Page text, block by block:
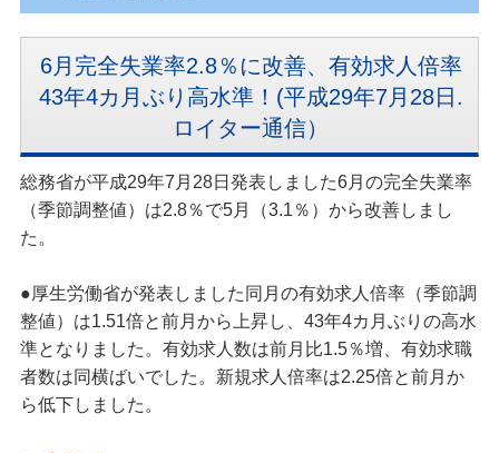
6月完全失業率2.8％に改善、有効求人倍率
43年4カ月ぶり高水準！(平成29年7月28日.
ロイター通信）
総務省が平成29年7月28日発表しました6月の完全失業率
（季節調整値）は2.8％で5月（3.1％）から改善しまし
た。
●厚生労働省が発表しました同月の有効求人倍率（季節調
整値）は1.51倍と前月から上昇し、43年4カ月ぶりの高水
準となりました。有効求人数は前月比1.5％増、有効求職
者数は同横ばいでした。新規求人倍率は2.25倍と前月か
ら低下しました。